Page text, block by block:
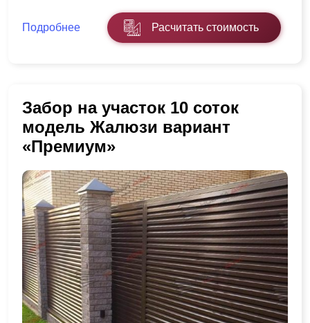
Подробнее Расчитать стоимость
Забор на участок 10 соток
модель Жалюзи вариант
«Премиум»